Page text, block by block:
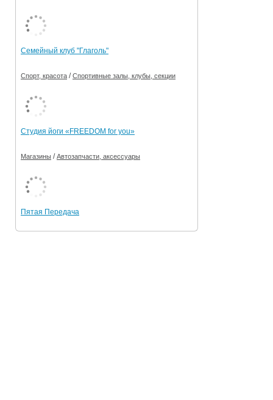
Семейный клуб "Глаголь"
Спорт, красота /Спортивные залы, клубы, секции
Студия йоги «FREEDOM for you»
Магазины /Автозапчасти, аксессуары
Пятая Передача